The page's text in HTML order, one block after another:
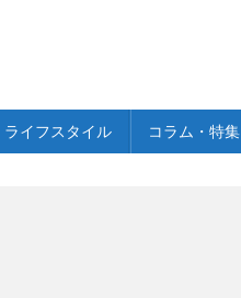
ライフスタイル コラム・特集